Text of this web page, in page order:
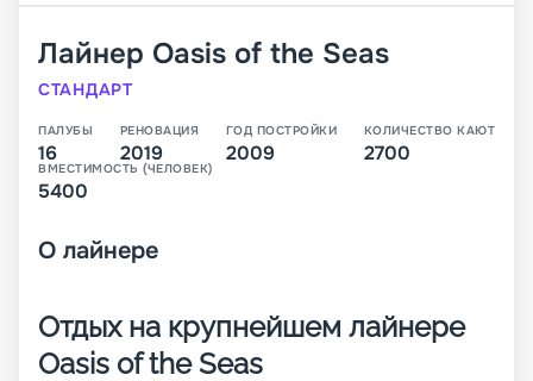
Лайнер Oasis of the Seas
СТАНДАРТ
ПАЛУБЫ
16
РЕНОВАЦИЯ
2019
ГОД ПОСТРОЙКИ
2009
КОЛИЧЕСТВО КАЮТ
2700
ВМЕСТИМОСТЬ (ЧЕЛОВЕК)
5400
О лайнере
Отдых на крупнейшем лайнере
Oasis of the Seas